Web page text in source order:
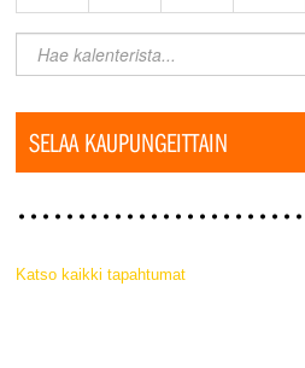
SELAA KAUPUNGEITTAIN
Katso kaikki tapahtumat